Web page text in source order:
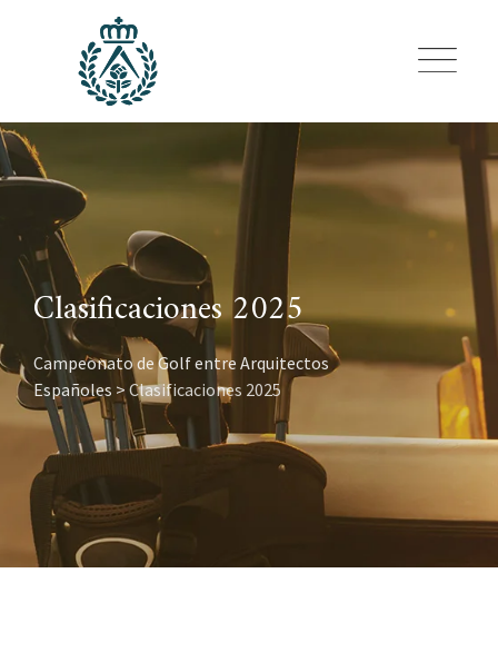
Clasificaciones 2025
Campeonato de Golf entre Arquitectos
Españoles > Clasificaciones 2025